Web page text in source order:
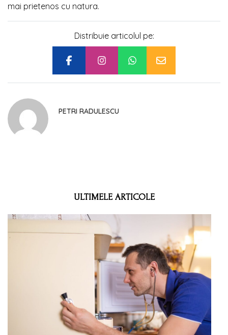
mai prietenos cu natura.
Distribuie articolul pe:
PETRI RADULESCU
ULTIMELE ARTICOLE